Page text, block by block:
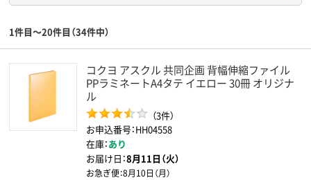
1件目～20件目（34件中）
コクヨ アスクル 共同企画 背幅伸縮ファイル
PPラミネートA4タテ イエロー 30冊 オリジナ
ル
（3件）
お申込番号：HH04558
在庫：あり
お届け日：8月11日（火）
お急ぎ便：8月10日（月）